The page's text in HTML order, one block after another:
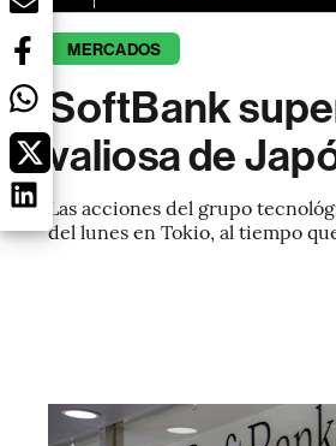
MERCADOS
SoftBank
valiosa de
Las acciones del grupo
del lunes en Tokio, al tiempo